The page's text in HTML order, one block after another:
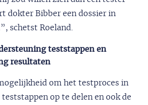
dokter Bibber een dossier in
schetst Roeland.
teststappen en
resultaten
om het testproces in
op te delen en ook de